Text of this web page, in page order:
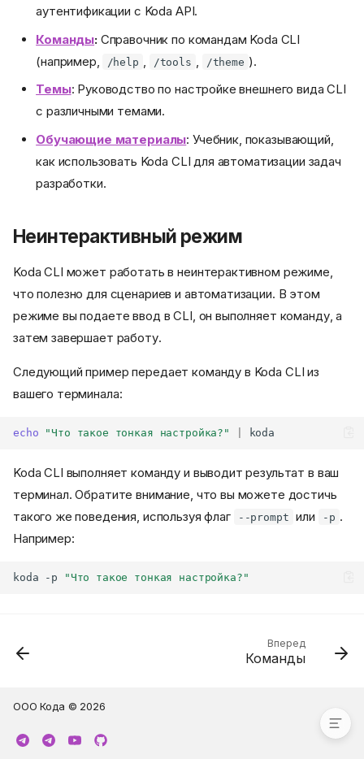
Навигация по этому разделу
аутентификации с Koda API.
Команды:Справочник по командам Koda CLI
(например,
/help /tools /theme ).
Темы: Руководство по настройке внешнего вида CLI
с различными темами.
Обучающие материалы: Учебник, показывающий,
как использовать Koda CLI для автоматизации задач
разработки.
Неинтерактивный режим
Koda CLI может работать в неинтерактивном режиме,
что полезно для сценариев и автоматизации. В этом
режиме вы подаете ввод в CLI, он выполняет команду, а
затем завершает работу.
Следующий пример передает команду в Koda CLI из
вашего терминала:
echo "Что такое тонкая настройка?"
Koda CLI выполняет команду и выводит результат в ваш
терминал. Обратите внимание, что вы можете достичь
такого же поведения, используя флаг
--prompt или -p .
Например:
koda -p "Что такое тонкая настройка?"
Вперед
Команды
ООО Кода © 2026